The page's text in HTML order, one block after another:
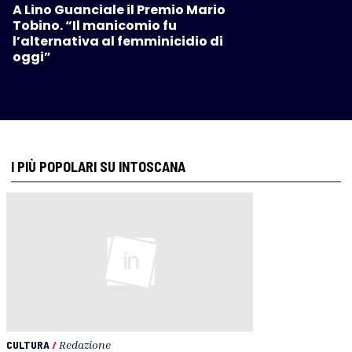
A Lino Guanciale il Premio Mario
Tobino. “Il manicomio fu
l’alternativa al femminicidio di
oggi”
I PIÙ POPOLARI SU INTOSCANA
CULTURA/ Redazione